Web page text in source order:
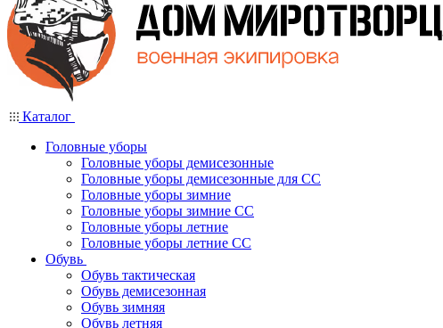
Каталог
Головные уборы
Головные уборы демисезонные
Головные уборы демисезонные для СС
Головные уборы зимние
Головные уборы зимние СС
Головные уборы летние
Головные уборы летние СС
Обувь
Обувь тактическая
Обувь демисезонная
Обувь зимняя
Обувь летняя